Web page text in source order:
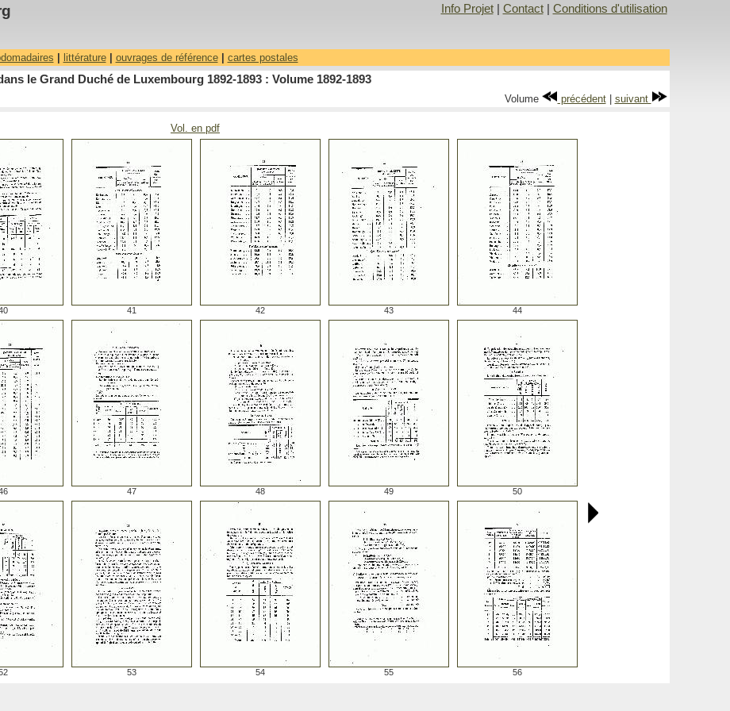
Info Projet| Contact| Conditions d'utilisation
littérature| ouvrages de référence| cartes postales
le Grand Duché de Luxembourg 1892-1893 : Volume 1892-1893
Volume précédent| suivant
Vol. en pdf
41 42 43 44
47 48 49 50
53 54 55 56